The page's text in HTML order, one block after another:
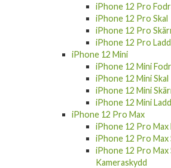
iPhone 12 Pro
iPhone 12 Pro Skal
iPhone 12 Pro
iPhone 12 Pro
iPhone 12 Mini
iPhone 12 Mini
iPhone 12 Mini Skal
iPhone 12 Mini
iPhone 12 Mini
iPhone 12 Pro Max
iPhone 12 Pro Max
iPhone 12 Pro Max
iPhone 12 Pro Max
Kameraskydd